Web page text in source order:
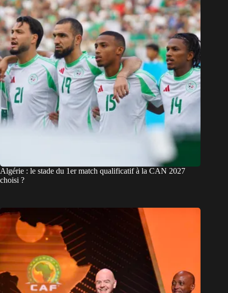
Algérie : le stade du 1er match qualificatif à la CAN 2027
choisi ?